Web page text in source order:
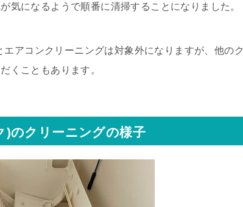
気になるようで順番に清掃することになりました。
アコンクリーニングは対象外になりますが、他のク
くこともあります。
)のクリーニングの様子